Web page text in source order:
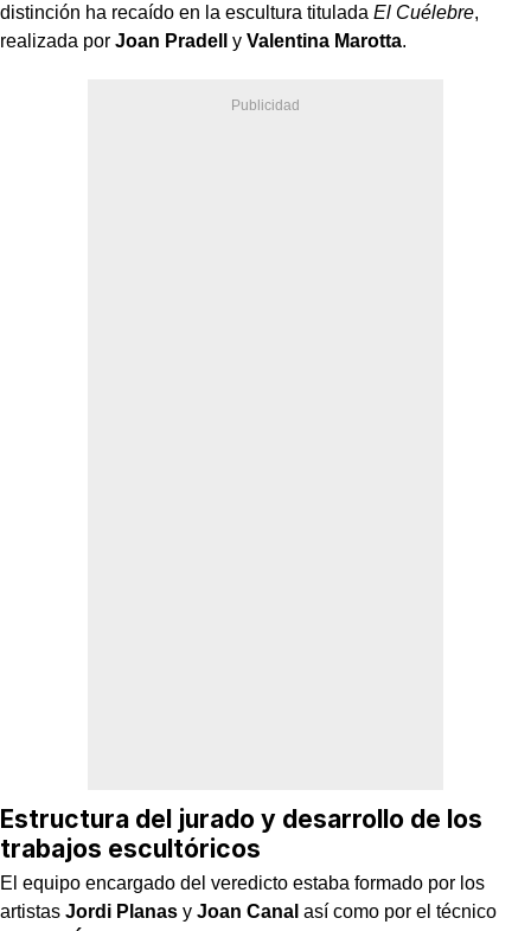
distinción ha recaído en la escultura titulada El Cuélebre,
realizada por Joan Pradell y Valentina Marotta.
Estructura del jurado y desarrollo de los
trabajos escultóricos
El equipo encargado del veredicto estaba formado por los
artistas Jordi Planas y Joan Canal así como por el técnico